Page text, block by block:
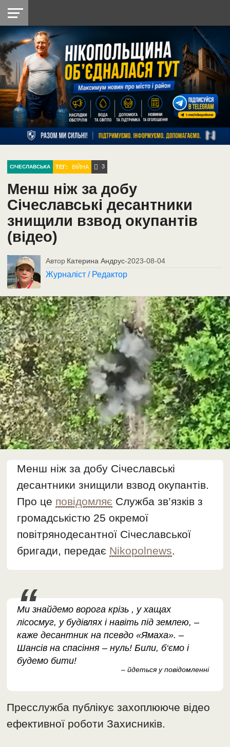
НІКОПОЛЬ
РАЙОН
СІЧЕСЛАВСЬКА
УКРАЇНА
РЕТРО
НІКОПОЛЬ
ЛАЙТ
УКРАЇНА
ДОПОМОГА
РАДІО
СІЧЕСЛАВСЬКА ТЕГ: ВІЙНА 3
Менш ніж за добу
Січеславські десантники
знищили взвод окупантів
(відео)
Автор Катерина Андрус-2023-08-04
Журналіст / Редактор
Менш ніж за добу Січеславські
десантники знищили взвод окупантів.
Про це повідомляє Служба зв’язків з
громадськістю 25 окремої
повітрянодесантної Січеславської
бригади, передає Nikopolnews.
Ми знайдемо ворога крізь , у хащах
лісосмуг, у будівлях і навіть під землею, –
каже десантник на псевдо «Ямаха». –
Шансів на спасіння – нуль! Били, б‘ємо і
будемо бити!
– йдеться у повідомленні
Пресслужба публікує захоплююче відео
ефективної роботи Захисників.